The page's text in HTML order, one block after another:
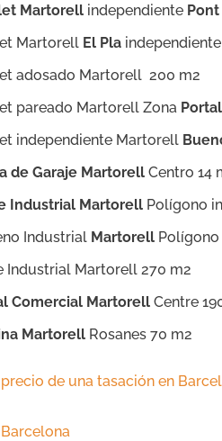
Martorell independiente
Martorell El Pla
adosado Martorell 200 m2
pareado Martorell Zona
independiente Martorell
de Garaje Martorell Centro 14
Industrial Martorell Polígono
Industrial Martorell
Industrial Martorell 270 m2
Comercial Martorell Centre
Martorell Rosanes 70 m2
precio de una tasación en